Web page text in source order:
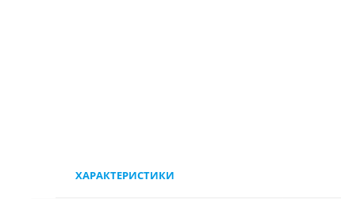
ХАРАКТЕРИСТИКИ